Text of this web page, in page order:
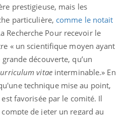
prestigieuse, mais les
particulière, comme le notait
Recherche Pour recevoir le
« un scientifique moyen ayant
découverte, qu’un
vitaeinterminable.» En
technique mise au point,
favorisée par le comité. Il
de jeter un regard au